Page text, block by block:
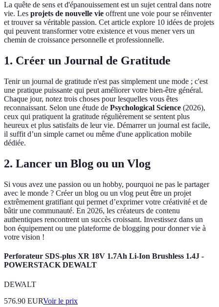
La quête de sens et d'épanouissement est un sujet central dans notre
vie. Les projets de nouvelle vie offrent une voie pour se réinventer
et trouver sa véritable passion. Cet article explore 10 idées de projets
qui peuvent transformer votre existence et vous mener vers un
chemin de croissance personnelle et professionnelle.
1. Créer un Journal de Gratitude
Tenir un journal de gratitude n'est pas simplement une mode ; c'est
une pratique puissante qui peut améliorer votre bien-être général.
Chaque jour, notez trois choses pour lesquelles vous êtes
reconnaissant. Selon une étude de Psychological Science (2026),
ceux qui pratiquent la gratitude régulièrement se sentent plus
heureux et plus satisfaits de leur vie. Démarrer un journal est facile,
il suffit d’un simple carnet ou même d'une application mobile
dédiée.
2. Lancer un Blog ou un Vlog
Si vous avez une passion ou un hobby, pourquoi ne pas le partager
avec le monde ? Créer un blog ou un vlog peut être un projet
extrêmement gratifiant qui permet d’exprimer votre créativité et de
bâtir une communauté. En 2026, les créateurs de contenu
authentiques rencontrent un succès croissant. Investissez dans un
bon équipement ou une plateforme de blogging pour donner vie à
votre vision !
Perforateur SDS-plus XR 18V 1.7Ah Li-Ion Brushless 1.4J -
POWERSTACK DEWALT
DEWALT
576.90 EURVoir le prix